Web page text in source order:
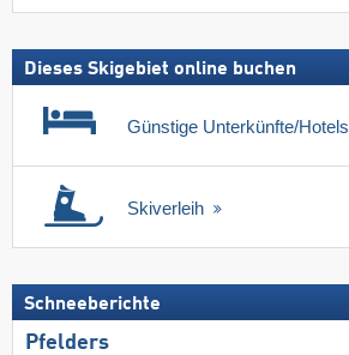
Dieses Skigebiet online buchen
Günstige Unterkünfte/Hotels
Skiverleih
Schneeberichte
Pfelders